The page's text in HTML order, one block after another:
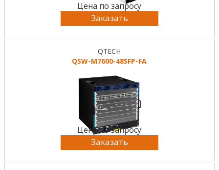
Цена по запросу
Заказать
QTECH
QSW-M7600-48SFP-FA
Цена по запросу
Заказать